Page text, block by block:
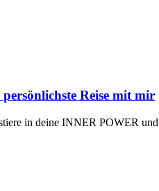
Reise mit mir
in deine INNER POWER